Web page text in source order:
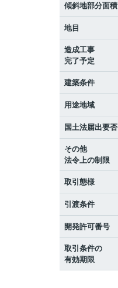
傾斜地部分面積
地目
造成工事
完了予定
建築条件
用途地域
国土法届出要否
その他
法令上の制限
取引態様
引渡条件
開発許可番号
取引条件の
有効期限